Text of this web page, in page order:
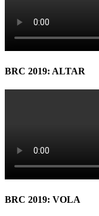
BRC 2019: ALTAR
BRC 2019: VOLA